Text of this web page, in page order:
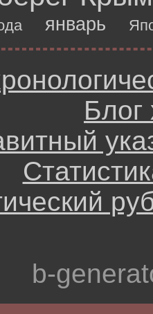
январь
Блог
b-